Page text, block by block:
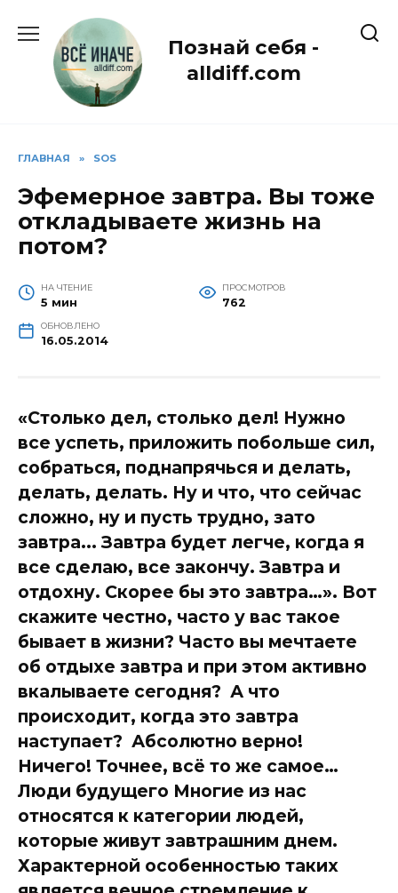
содержанию
Познай себя -
alldiff.com
ГЛАВНАЯ » SOS
Эфемерное завтра. Вы тоже
откладываете жизнь на
потом?
НА ЧТЕНИЕ
5 мин
ПРОСМОТРОВ
762
ОБНОВЛЕНО
16.05.2014
«Столько дел, столько дел! Нужно
все успеть, приложить побольше сил,
собраться, поднапрячься и делать,
делать, делать. Ну и что, что сейчас
сложно, ну и пусть трудно, зато
завтра... Завтра будет легче, когда я
все сделаю, все закончу. Завтра и
отдохну. Скорее бы это завтра…». Вот
скажите честно, часто у вас такое
бывает в жизни? Часто вы мечтаете
об отдыхе завтра и при этом активно
вкалываете сегодня? А что
происходит, когда это завтра
наступает? Абсолютно верно!
Ничего! Точнее, всё то же самое…
Люди будущего Многие из нас
относятся к категории людей,
которые живут завтрашним днем.
Характерной особенностью таких